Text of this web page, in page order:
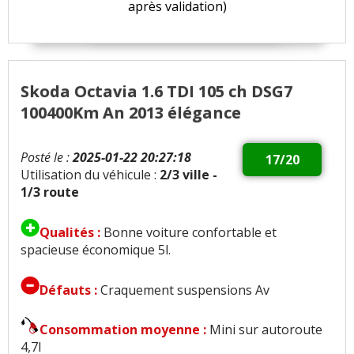
après validation)
Skoda Octavia 1.6 TDI 105 ch DSG7
100400Km An 2013 élégance
17/20
Posté le :2025-01-22 20:27:18
Utilisation du véhicule : 2/3 ville -
1/3 route
Qualités : Bonne voiture confortable et
spacieuse économique 5l.
Défauts :Craquement suspensions Av
Consommation moyenne : Mini sur autoroute
4,7l